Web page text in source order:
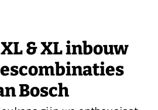
& XL inbouw
Bosch